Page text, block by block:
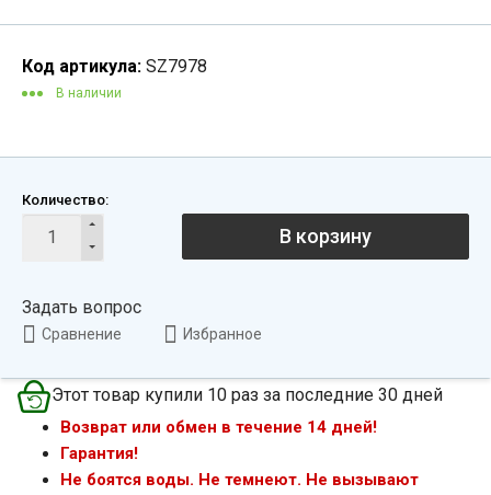
Код артикула: SZ7978
В наличии
Количество:
В корзину
Задать вопрос
Сравнение Избранное
Этот товар купили 10 раз за последние 30 дней
Возврат или обмен в течение 14 дней!
Гарантия!
Не боятся воды. Не темнеют. Не вызывают